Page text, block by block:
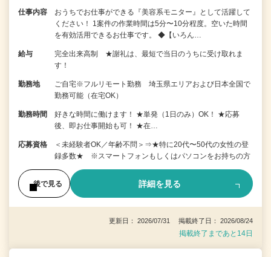
仕事内容
おうちでお仕事ができる『美容系モニター』として活躍して
ください！ 1案件の作業時間は5分〜10分程度。空いた時間
を有効活用できるお仕事です。 ◆【いろん…
給与
完全出来高制 ★謝礼は、最短で当日のうちに受け取れま
す！
勤務地
ご自宅※フルリモート勤務 埼玉県エリアおよび日本全国で
勤務可能（在宅OK）
勤務時間
好きな時間に働けます！ ★単発（1日のみ）OK！ ★応募
後、即お仕事開始も可！ ★在…
応募資格
＜未経験者OK／年齢不問＞⇒★特に20代〜50代の女性の登
録多数★ ※スマートフォンもしくはパソコンをお持ちの方
後で見る 詳細を見る
更新日： 2026/07/31 掲載終了日： 2026/08/24
掲載終了まであと14日